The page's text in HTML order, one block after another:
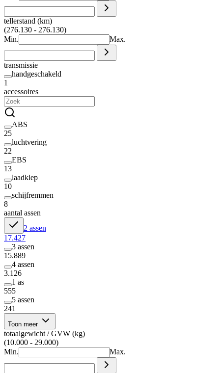
tellerstand (km)
(276.130 - 276.130)
Min.
Max.
transmissie
handgeschakeld
1
accessoires
ABS
25
luchtvering
22
EBS
13
laadklep
10
schijfremmen
8
aantal assen
2 assen
17.427
3 assen
15.889
4 assen
3.126
1 as
555
5 assen
241
Toon meer
totaalgewicht / GVW (kg)
(10.000 - 29.000)
Min.
Max.